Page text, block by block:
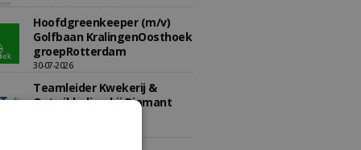
Hoofdgreenkeeper (m/v)
Golfbaan KralingenOosthoek
groepRotterdam
30-07-2026
Teamleider Kwekerij &
Ontwikkeling bij Diamant